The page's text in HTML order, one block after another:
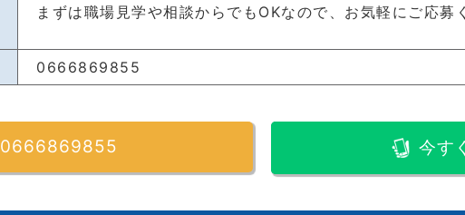
まずは職場見学や相談からでもOKなので、お気軽にご応募
0666869855
0666869855 今す